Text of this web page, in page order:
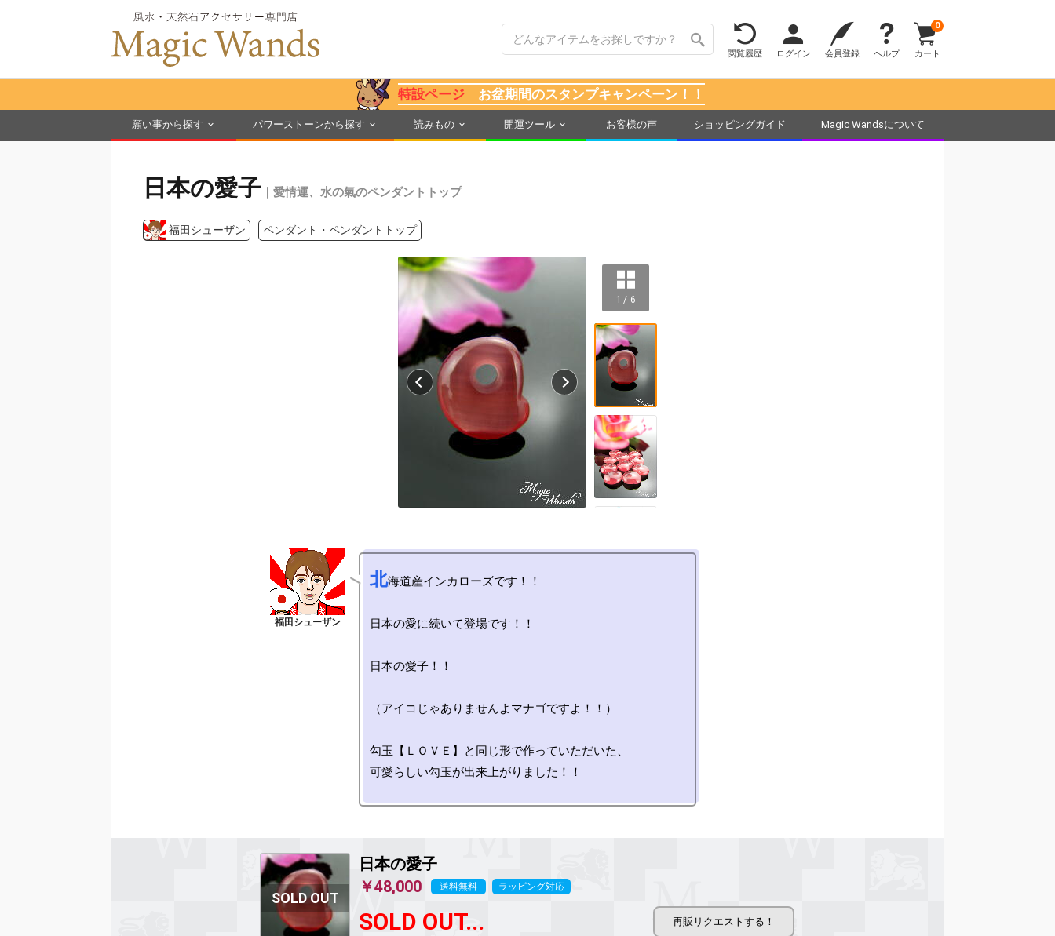
閲覧履歴 ログイン 会員登録 ヘルプ カート
0
特設ページ お盆期間のスタンプキャンペーン！！
願い事から探す パワーストーンから探す 読みもの 開運ツール お客様の声 ショッピングガイド Magic Wandsについて
日本の愛子 ｜愛情運、水の氣のペンダントトップ
福田シューザン ペンダント・ペンダントトップ
1 / 6
北海道産インカローズです！！
日本の愛に続いて登場です！！
日本の愛子！！
（アイコじゃありませんよマナゴですよ！！）
勾玉【ＬＯＶＥ】と同じ形で作っていただいた、
可愛らしい勾玉が出来上がりました！！
日本の愛子
￥48,000
送料無料 ラッピング対応
SOLD OUT...